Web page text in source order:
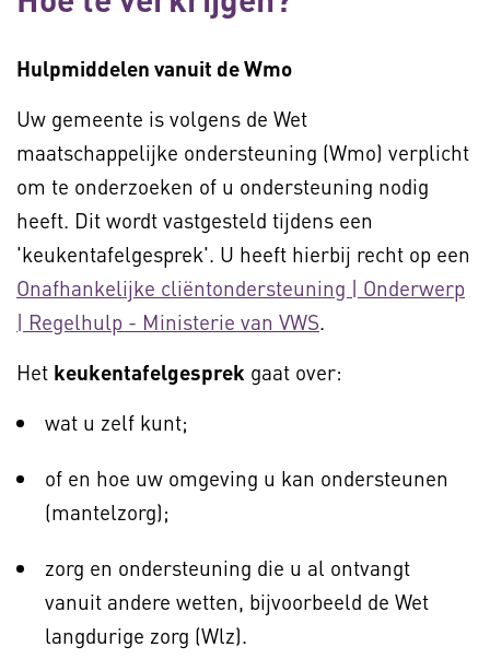
Hulpmiddelen vanuit de Wmo
Uw gemeente is volgens de Wet
maatschappelijke ondersteuning (Wmo) verplicht
om te onderzoeken of u ondersteuning nodig
heeft. Dit wordt vastgesteld tijdens een
'keukentafelgesprek'. U heeft hierbij recht op een
Onafhankelijke cliëntondersteuning | Onderwerp
| Regelhulp - Ministerie van VWS.
Het keukentafelgesprek gaat over:
wat u zelf kunt;
of en hoe uw omgeving u kan ondersteunen
(mantelzorg);
zorg en ondersteuning die u al ontvangt
vanuit andere wetten, bijvoorbeeld de Wet
langdurige zorg (Wlz).